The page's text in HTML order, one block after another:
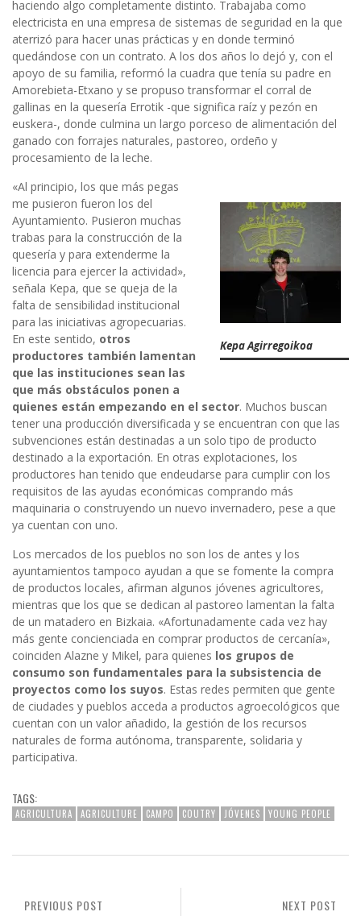
haciendo algo completamente distinto. Trabajaba como
electricista en una empresa de sistemas de seguridad en la que
aterrizó para hacer unas prácticas y en donde terminó
quedándose con un contrato. A los dos años lo dejó y, con el
apoyo de su familia, reformó la cuadra que tenía su padre en
Amorebieta-Etxano y se propuso transformar el corral de
gallinas en la quesería Errotik -que significa raíz y pezón en
euskera-, donde culmina un largo porceso de alimentación del
ganado con forrajes naturales, pastoreo, ordeño y
procesamiento de la leche.
Kepa Agirregoikoa
«Al principio, los que más pegas
me pusieron fueron los del
Ayuntamiento. Pusieron muchas
trabas para la construcción de la
quesería y para extenderme la
licencia para ejercer la actividad»,
señala Kepa, que se queja de la
falta de sensibilidad institucional
para las iniciativas agropecuarias.
En este sentido, otros
productores también lamentan
que las instituciones sean las
que más obstáculos ponen a
quienes están empezando en el sector. Muchos buscan
tener una producción diversificada y se encuentran con que las
subvenciones están destinadas a un solo tipo de producto
destinado a la exportación. En otras explotaciones, los
productores han tenido que endeudarse para cumplir con los
requisitos de las ayudas económicas comprando más
maquinaria o construyendo un nuevo invernadero, pese a que
ya cuentan con uno.
Los mercados de los pueblos no son los de antes y los
ayuntamientos tampoco ayudan a que se fomente la compra
de productos locales, afirman algunos jóvenes agricultores,
mientras que los que se dedican al pastoreo lamentan la falta
de un matadero en Bizkaia. «Afortunadamente cada vez hay
más gente concienciada en comprar productos de cercanía»,
coinciden Alazne y Mikel, para quienes los grupos de
consumo son fundamentales para la subsistencia de
proyectos como los suyos. Estas redes permiten que gente
de ciudades y pueblos acceda a productos agroecológicos que
cuentan con un valor añadido, la gestión de los recursos
naturales de forma autónoma, transparente, solidaria y
participativa.
TAGS:
AGRICULTURA AGRICULTURE CAMPO COUTRY JÓVENES YOUNG PEOPLE
NEXT POST
PREVIOUS POST